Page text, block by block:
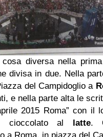
diversa nella
divisa in due. Nella
del Campidoglio a
e nella parte alta le
2015 Roma” con il
cioccolato al latte.